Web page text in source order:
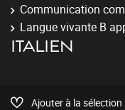
Communication
Langue vivante B
ITALIEN
Ajouter à la sélection